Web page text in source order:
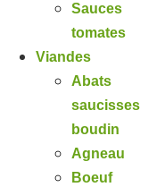
Sauces
tomates
Viandes
Abats
saucisses
boudin
Agneau
Boeuf